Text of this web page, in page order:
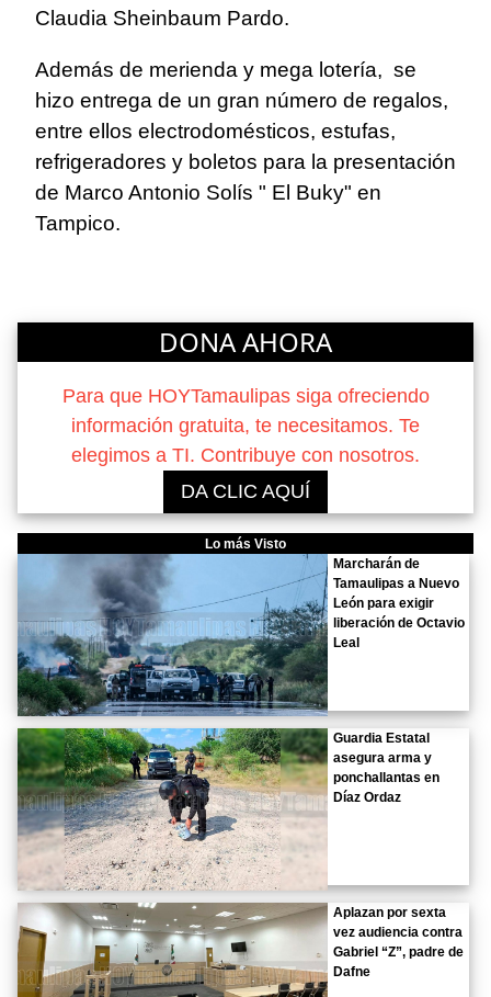
Claudia Sheinbaum Pardo.
Además de merienda y mega lotería, se
hizo entrega de un gran número de regalos,
entre ellos electrodomésticos, estufas,
refrigeradores y boletos para la presentación
de Marco Antonio Solís " El Buky" en
Tampico.
DONA AHORA
Para que HOYTamaulipas siga ofreciendo
información gratuita, te necesitamos. Te
elegimos a TI. Contribuye con nosotros.
DA CLIC AQUÍ
Lo más Visto
Marcharán de
Tamaulipas a Nuevo
León para exigir
liberación de Octavio
Leal
Guardia Estatal
asegura arma y
ponchallantas en
Díaz Ordaz
Aplazan por sexta
vez audiencia contra
Gabriel “Z”, padre de
Dafne